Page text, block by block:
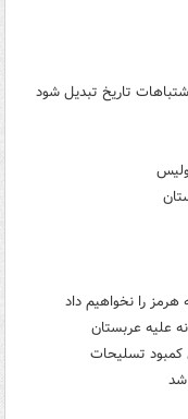
تاریخ تبدیل شود
را نخواهیم داد
علیه عربستان
کمبود تسلیحات
شد